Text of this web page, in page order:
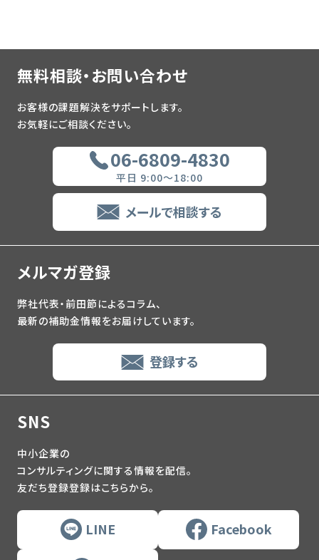
無料相談・お問い合わせ
お客様の課題解決をサポートします。
お気軽にご相談ください。
06-6809-4830
平日 9:00～18:00
メールで相談する
メルマガ登録
弊社代表・前田節によるコラム、
最新の補助金情報をお届けしています。
登録する
SNS
中小企業の
コンサルティングに関する情報を配信。
友だち登録登録はこちらから。
LINE Facebook